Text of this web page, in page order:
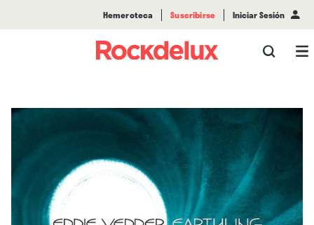
Hemeroteca Suscribirse Iniciar Sesión